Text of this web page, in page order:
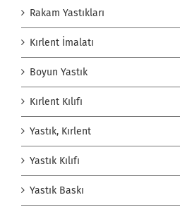
Rakam Yastıkları
Kırlent İmalatı
Boyun Yastık
Kırlent Kılıfı
Yastık, Kırlent
Yastık Kılıfı
Yastık Baskı